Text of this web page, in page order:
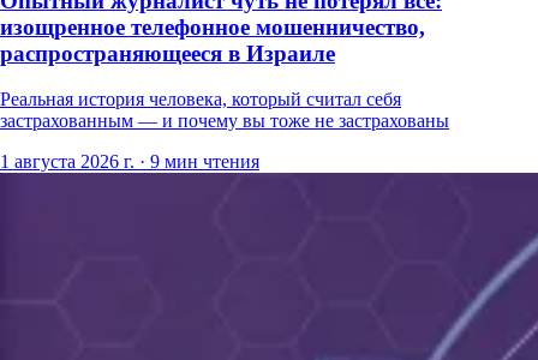
изощренное телефонное мошенничество,
распространяющееся в Израиле
Реальная история человека, который считал себя
застрахованным — и почему вы тоже не застрахованы
1 августа 2026 г. · 9 мин чтения